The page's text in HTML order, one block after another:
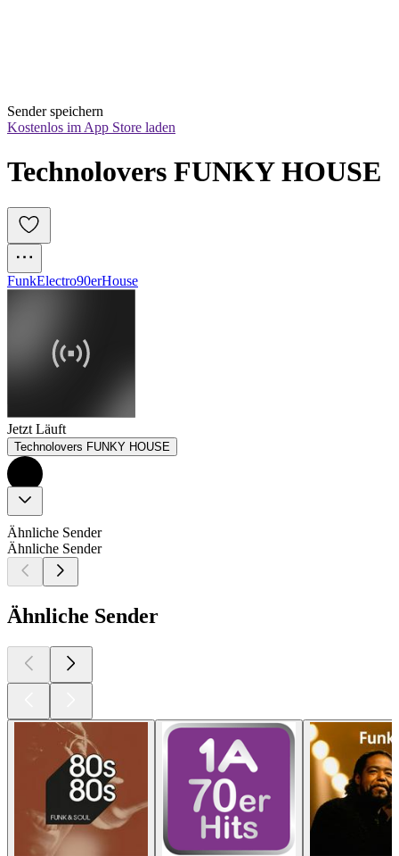
Sender speichern
Kostenlos im App Store laden
Technolovers FUNKY HOUSE
FunkElectro90erHouse
Jetzt Läuft
Technolovers FUNKY HOUSE
Ähnliche Sender
Ähnliche Sender
Ähnliche Sender